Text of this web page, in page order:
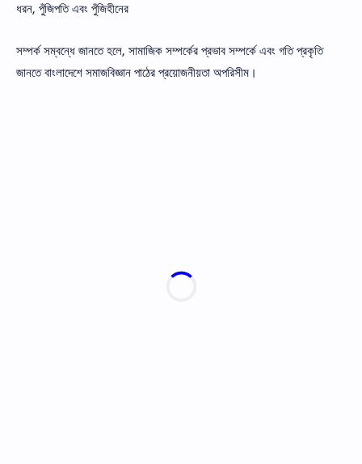
ধরন, পুঁজিপতি এবং পুঁজিহীনের
সম্পর্ক সম্বন্ধে জানতে হলে, সামাজিক সম্পর্কের প্রভাব সম্পর্কে এবং গতি প্রকৃতি
জানতে বাংলাদেশে সমাজবিজ্ঞান পাঠের প্রয়ােজনীয়তা অপরিসীম।